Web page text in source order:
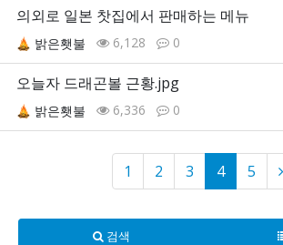
의외로 일본 찻집에서 판매하는 메뉴
밝은횃불 6,128 0
오늘자 드래곤볼 근황.jpg
밝은횃불 6,336 0
1 2 3 4 5
검색